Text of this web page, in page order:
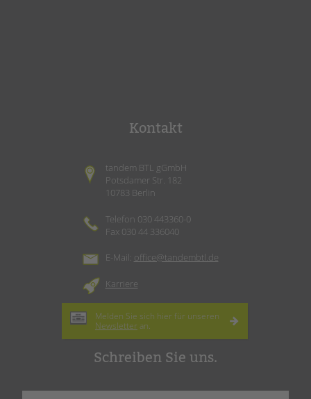
Kontakt
tandem BTL gGmbH
Potsdamer Str. 182
10783 Berlin
Telefon 030 443360-0
Fax 030 44 336040
E-Mail: office@tandembtl.de
Karriere
Melden Sie sich hier für unseren
Newsletter an.
Schreiben Sie uns.